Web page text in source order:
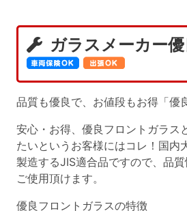
ガラスメーカー
品質も優良で、お値段もお得「優
安心・お得、優良フロントガラス
たいというお客様にはコレ！国内
製造するJIS適合品ですので、品
ご使用頂けます。
優良フロントガラスの特徴